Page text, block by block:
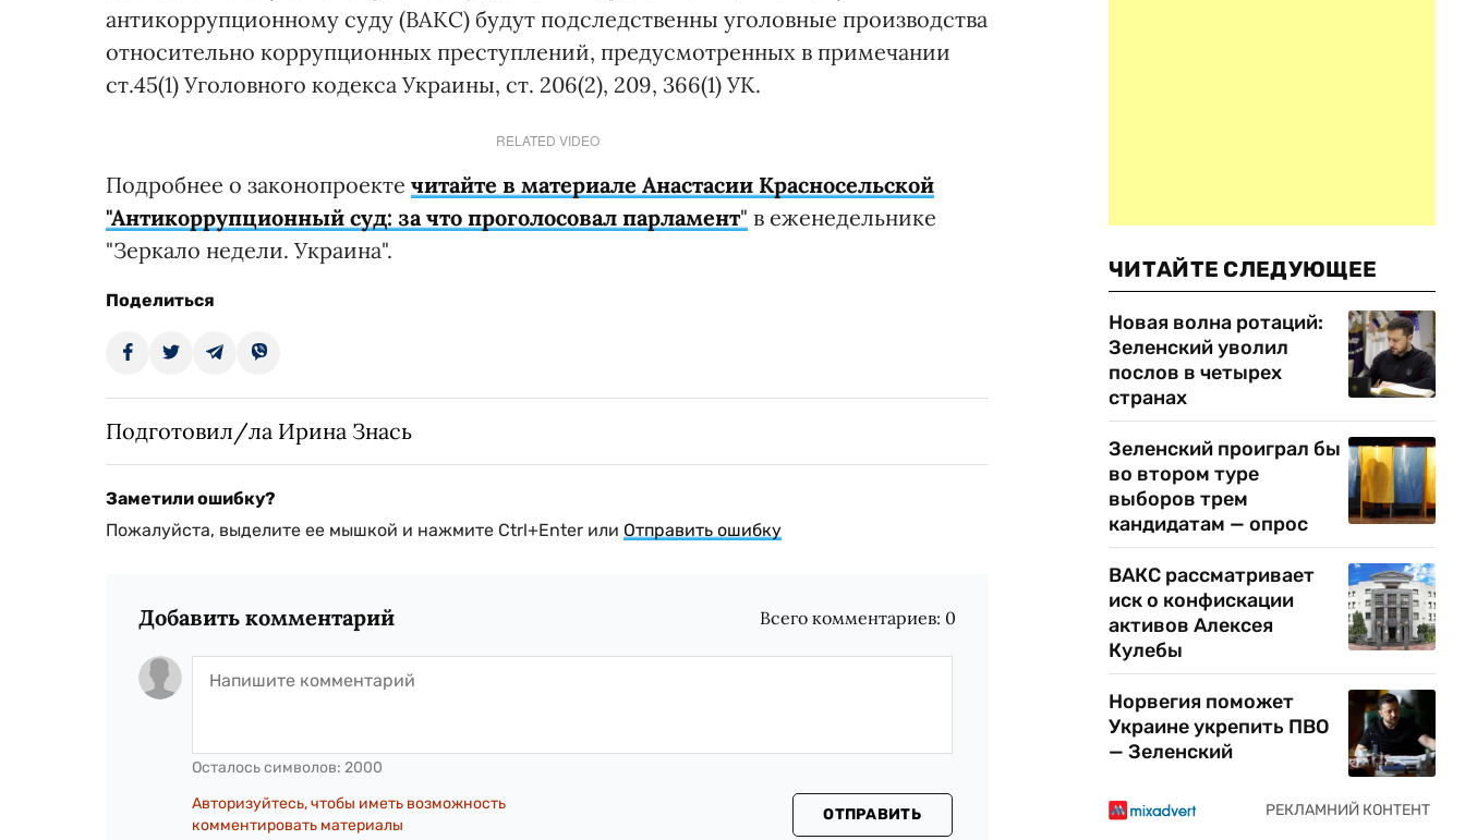
антикоррупционному суду (ВАКС) будут подследственны уголовные производства
относительно коррупционных преступлений, предусмотренных в примечании
ст.45(1) Уголовного кодекса Украины, ст. 206(2), 209, 366(1) УК.
RELATED VIDEO
Подробнее о законопроекте читайте в материале Анастасии Красносельской
"Антикоррупционный суд: за что проголосовал парламент" в еженедельнике
"Зеркало недели. Украина".
Поделиться
Подготовил/ла Ирина Знась
Заметили ошибку?
Пожалуйста, выделите ее мышкой и нажмите Ctrl+Enter или Отправить ошибку
Добавить комментарий Всего комментариев: 0
Осталось символов: 2000
Авторизуйтесь, чтобы иметь возможность
комментировать материалы
ОТПРАВИТЬ
ЧИТАЙТЕ СЛЕДУЮЩЕЕ
Новая волна ротаций:
Зеленский уволил
послов в четырех
странах
Зеленский проиграл бы
во втором туре
выборов трем
кандидатам — опрос
ВАКС рассматривает
иск о конфискации
активов Алексея
Кулебы
Норвегия поможет
Украине укрепить ПВО
— Зеленский